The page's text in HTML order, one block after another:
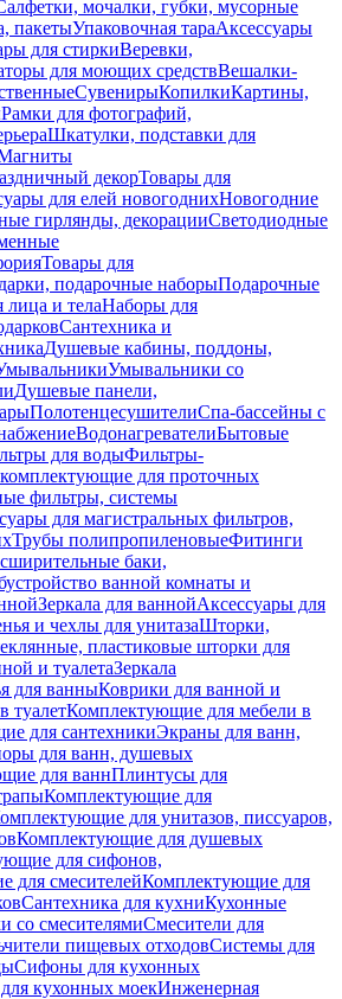
мочалки, губки, мусорные
пакетыУпаковочная тараАксессуары
для стиркиВеревки,
для моющих средствВешалки-
СувенирыКопилкиКартины,
Рамки для фотографий,
Шкатулки, подставки для
декорТовары для
для елей новогоднихНовогодние
гирлянды, декорацииСветодиодные
Товары для
подарочные наборыПодарочные
лица и телаНаборы для
Сантехника и
Душевые кабины, поддоны,
Умывальники со
Душевые панели,
ПолотенцесушителиСпа-бассейны с
ВодонагревателиБытовые
для водыФильтры-
для проточных
фильтры, системы
для магистральных фильтров,
Трубы полипропиленовыеФитинги
баки,
ванной комнаты и
Зеркала для ваннойАксессуары для
и чехлы для унитазаШторки,
пластиковые шторки для
и туалетаЗеркала
для ванныКоврики для ванной и
туалетКомплектующие для мебели в
для сантехникиЭкраны для ванн,
для ванн, душевых
для ваннПлинтусы для
Комплектующие для
для унитазов, писсуаров,
Комплектующие для душевых
для сифонов,
для смесителейКомплектующие для
Сантехника для кухниКухонные
со смесителямиСмесители для
пищевых отходовСистемы для
Сифоны для кухонных
кухонных моекИнженерная